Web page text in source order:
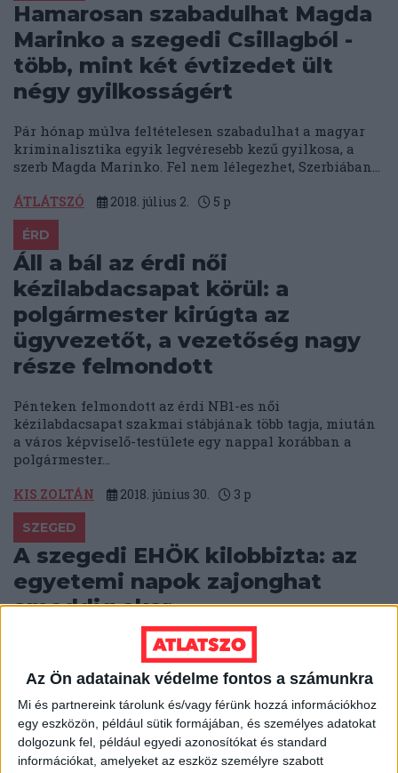
Az Ön adatainak védelme fontos a számunkra
Mi és partnereink tárolunk és/vagy férünk hozzá információkhoz
egy eszközön, például sütik formájában, és személyes adatokat
dolgozunk fel, például egyedi azonosítókat és standard
információkat, amelyeket az eszköz személyre szabott
Hamarosan szabadulhat Magda
Marinko a szegedi Csillagból -
több, mint két évtizedet ült
négy gyilkosságért
Pár hónap múlva feltételesen szabadulhat a magyar
kriminalisztika egyik legvéresebb kezű gyilkosa, a
szerb Magda Marinko. Fel nem lélegezhet, Szerbiában...
ÁTLÁTSZÓ 2018. július 2. 5 p
ÉRD
Áll a bál az érdi női
kézilabdacsapat körül: a
polgármester kirúgta az
ügyvezetőt, a vezetőség nagy
része felmondott
Pénteken felmondott az érdi NB1-es női
kézilabdacsapat szakmai stábjának több tagja, miután
a város képviselő-testülete egy nappal korábban a
polgármester...
KIS ZOLTÁN 2018. június 30. 3 p
SZEGED
A szegedi EHÖK kilobbizta: az
egyetemi napok zajonghat
ameddig akar
A Szegedi Egyetemi Napok (SZEN) is hangosíthat akár
éjfél után is – ennyit “lazult” Szeged sokat vitatott
zajrendelete. Olvasóink egyébként...
B. KOVÁCS TAMÁS 2018. június 28. 2 p
HANGULATJAVÍTÓ INTÉZKEDÉSEK